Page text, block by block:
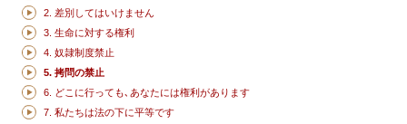
2. 差別してはいけません
3. 生命に対する権利
4. 奴隷制度禁止
5. 拷問の禁止
6. どこに行っても､あなたには権利があります
7. 私たちは法の下に平等です